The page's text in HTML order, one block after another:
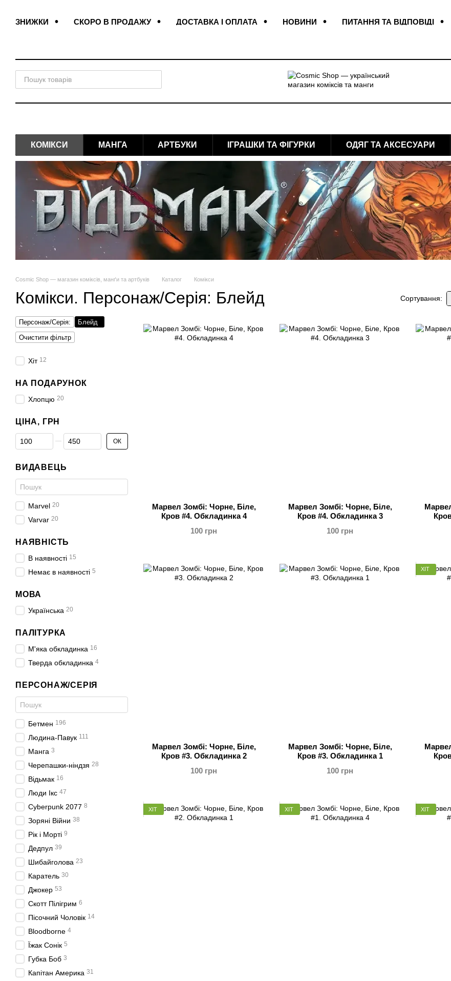
ЗНИЖКИ СКОРО В ПРОДАЖУ ДОСТАВКА І ОПЛАТА НОВИНИ ПИТАННЯ ТА ВІДПОВІДІ
КОМІКСИ МАНГА АРТБУКИ ІГРАШКИ ТА ФІГУРКИ ОДЯГ ТА АКСЕСУАРИ
Cosmic Shop — магазин коміксів, манґи та артбуків Каталог Комікси
Комікси. Персонаж/Серія: Блейд Сортування:
Марвел Зомбі: Чорне, Біле,
Кров #4. Обкладинка 4
100 грн
Марвел Зомбі: Чорне, Біле,
Кров #4. Обкладинка 3
100 грн
Марвел Зомбі: Чорне, Біле,
Кров #3. Обкладинка 2
100 грн
Марвел Зомбі: Чорне, Біле,
Кров #3. Обкладинка 1
100 грн
ХІТ
ХІТ ХІТ ХІТ
Персонаж/Серія:
Блейд
Очистити фільтр
Хіт 12
НА ПОДАРУНОК
Хлопцю 20
ЦІНА, ГРН
Від Ціна, грн
До Ціна, грн ОК
ВИДАВЕЦЬ
Marvel 20
Varvar 20
НАЯВНІСТЬ
В наявності 15
Немає в наявності 5
МОВА
Українська 20
ПАЛІТУРКА
М'яка обкладинка 16
Тверда обкладинка 4
ПЕРСОНАЖ/СЕРІЯ
Бетмен 196
Людина-Павук 111
Манга 3
Черепашки-ніндзя 28
Відьмак 16
Люди Ікс 47
Cyberpunk 2077 8
Зоряні Війни 38
Рік і Морті 9
Дедпул 39
Шибайголова 23
Каратель 30
Джокер 53
Скотт Пілігрим 6
Пісочний Чоловік 14
Bloodborne 4
Їжак Сонік 5
Губка Боб 3
Капітан Америка 31